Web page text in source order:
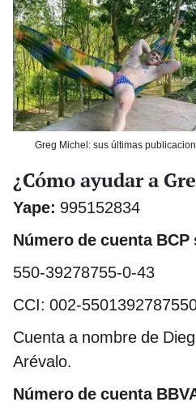
Greg Michel: sus últimas
¿Cómo ayudar a
Yape: 995152834
Número de cuenta BCP
550-39278755-0-43
CCI: 002-
Cuenta a nombre de
Arévalo.
Número de cuenta